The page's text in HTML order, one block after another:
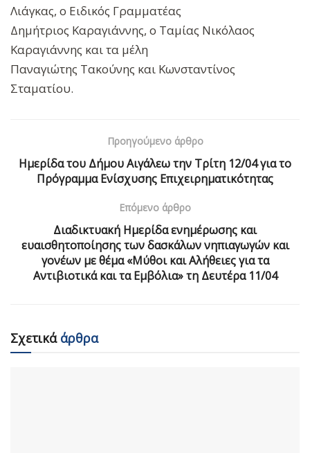
Λιάγκας, ο Ειδικός Γραμματέας
Δημήτριος Καραγιάννης, ο Ταμίας Νικόλαος
Καραγιάννης και τα μέλη
Παναγιώτης Τακούνης και Κωνσταντίνος
Σταματίου.
Προηγούμενο άρθρο
Ημερίδα του Δήμου Αιγάλεω την Τρίτη 12/04 για το
Πρόγραμμα Ενίσχυσης Επιχειρηματικότητας
Επόμενο άρθρο
Διαδικτυακή Ημερίδα ενημέρωσης και
ευαισθητοποίησης των δασκάλων νηπιαγωγών και
γονέων με θέμα «Μύθοι και Αλήθειες για τα
Αντιβιοτικά και τα Εμβόλια» τη Δευτέρα 11/04
Σχετικάάρθρα